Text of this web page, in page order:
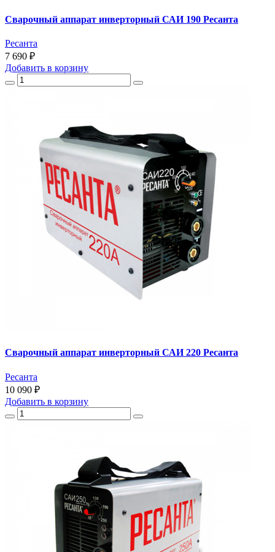
Сварочный аппарат инверторный САИ 190 Ресанта
Ресанта
7 690 ₽
Добавить в корзину
Сварочный аппарат инверторный САИ 220 Ресанта
Ресанта
10 090 ₽
Добавить в корзину